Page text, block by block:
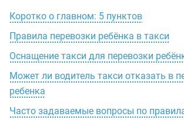
Коротко о главном: 5 пунктов
Правила перевозки ребёнка в такси
Оснащение такси для перевозки
Может ли водитель такси отказать в
ребенка
Часто задаваемые вопросы по